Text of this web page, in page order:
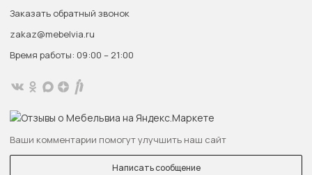
Заказать обратный звонок
zakaz@mebelvia.ru
Время работы: 09:00 – 21:00
Ваши комментарии помогут улучшить наш сайт
Написать сообщение